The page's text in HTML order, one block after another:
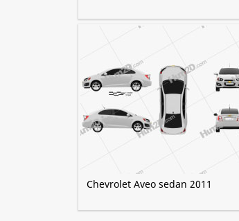
Chevrolet Aveo sedan 2011